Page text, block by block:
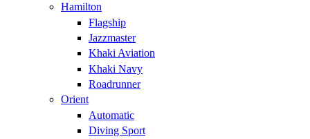
Hamilton
Flagship
Jazzmaster
Khaki Aviation
Khaki Navy
Roadrunner
Orient
Automatic
Diving Sport